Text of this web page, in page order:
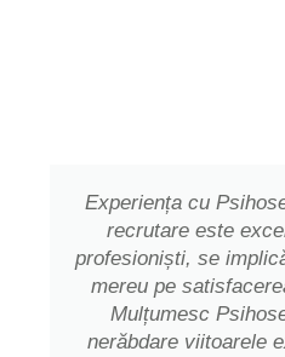
Experiența cu
recrutare este
profesioniști, se
mereu pe
Mulțumesc
nerăbdare viitoarele